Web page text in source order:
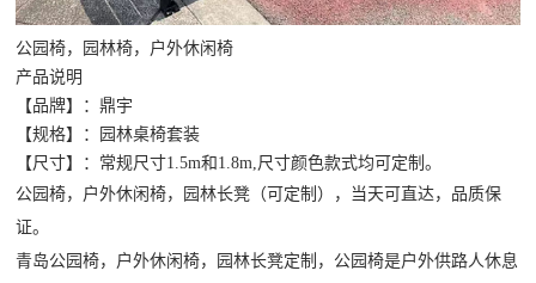
公园椅，园林椅，户外休闲椅
产品说明
【品牌】：鼎宇
【规格】：园林桌椅套装
【尺寸】：常规尺寸1.5m和1.8m,尺寸颜色款式均可定制。
公园椅，户外休闲椅，园林长凳（可定制），当天可直达，品质保
证。
青岛公园椅，户外休闲椅，园林长凳定制，公园椅是户外供路人休息